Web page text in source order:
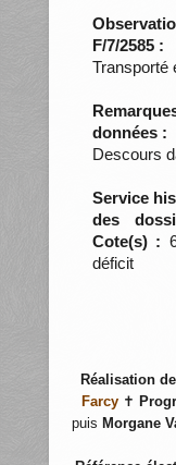
F/7/2585 :
Transporté
données :
Descours
Service
des
Cote(s) :
déficit
Réalisation
Farcy ✝
puis Morgane